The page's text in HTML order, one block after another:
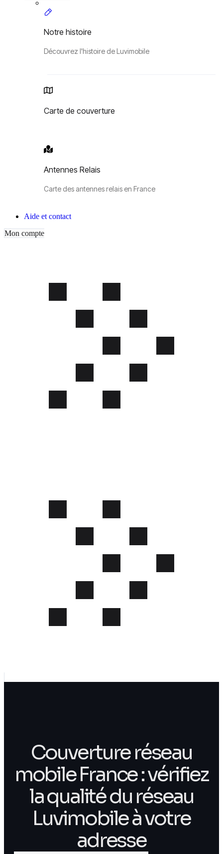
Notre histoire
Découvrez l'histoire de Luvimobile
Carte de couverture
Antennes Relais
Carte des antennes relais en France
Aide et contact
Mon compte
Couverture réseau
mobile France : vérifiez
la qualité du réseau
Luvimobile à votre
adresse